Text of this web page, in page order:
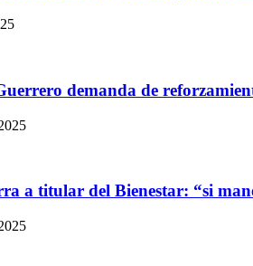
demanda de
a titular del Bienestar: “si